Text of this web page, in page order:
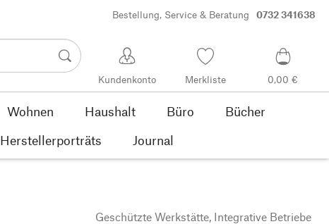
Bestellung, Service & Beratung 0732 341638
Kundenkonto Merkliste 0,00 €
Wohnen Haushalt Büro
Bücher
Herstellerporträts Journal
Geschützte Werkstätte, Integrative Betriebe